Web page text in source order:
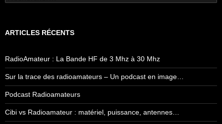
ARTICLES RÉCENTS
RadioAmateur : La Bande HF de 3 Mhz à 30 Mhz
Sur la trace des radioamateurs – Un podcast en image…
Podcast Radioamateurs
Cibi vs Radioamateur : matériel, puissance, antennes…